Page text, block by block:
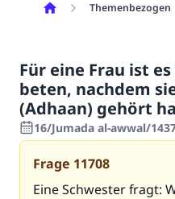
Themenbezogen
Für eine Frau ist
beten, nachdem
(Adhaan) gehört
16/Jumada al-awwal/
Frage 11708
Eine Schwester fragt: